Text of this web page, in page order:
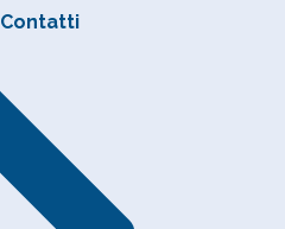
Contatti